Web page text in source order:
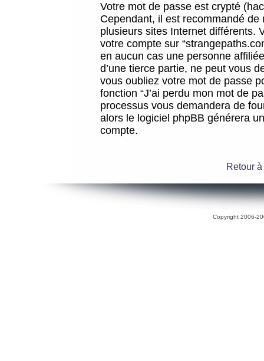
Votre mot de passe est crypté
Cependant, il est recommandé
plusieurs sites Internet différents.
votre compte sur
en aucun cas une personne
d’une tierce partie, ne peut vous
vous oubliez votre mot de passe
fonction “J’ai perdu mon mot de
processus vous demandera de
alors le logiciel phpBB générera
compte.
Retour
Copyright 2006-